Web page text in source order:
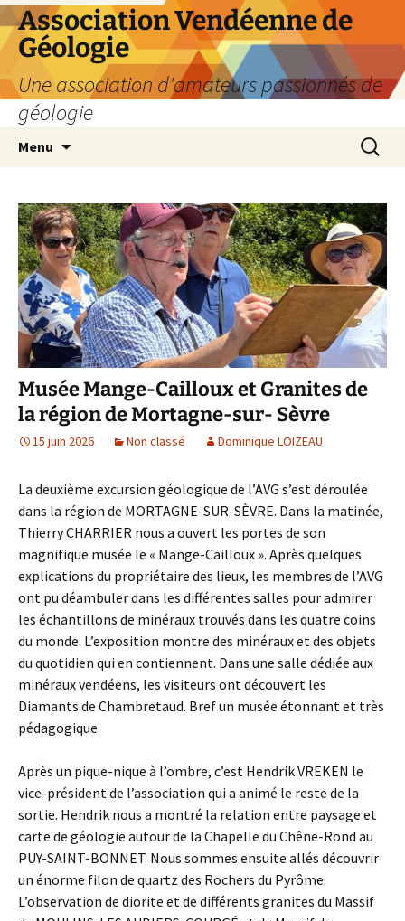
Aller
au
contenu
Association Vendéenne de
Géologie
Une association d'amateurs passionnés de
géologie
Menu
Musée Mange-Cailloux et Granites de
la région de Mortagne-sur- Sèvre
15 juin 2026 Non classé Dominique LOIZEAU
La deuxième excursion géologique de l’AVG s’est déroulée
dans la région de MORTAGNE-SUR-SÈVRE. Dans la matinée,
Thierry CHARRIER nous a ouvert les portes de son
magnifique musée le « Mange-Cailloux ». Après quelques
explications du propriétaire des lieux, les membres de l’AVG
ont pu déambuler dans les différentes salles pour admirer
les échantillons de minéraux trouvés dans les quatre coins
du monde. L’exposition montre des minéraux et des objets
du quotidien qui en contiennent. Dans une salle dédiée aux
minéraux vendéens, les visiteurs ont découvert les
Diamants de Chambretaud. Bref un musée étonnant et très
pédagogique.
Après un pique-nique à l’ombre, c’est Hendrik VREKEN le
vice-président de l’association qui a animé le reste de la
sortie. Hendrik nous a montré la relation entre paysage et
carte de géologie autour de la Chapelle du Chêne-Rond au
PUY-SAINT-BONNET. Nous sommes ensuite allés découvrir
un énorme filon de quartz des Rochers du Pyrôme.
L’observation de diorite et de différents granites du Massif